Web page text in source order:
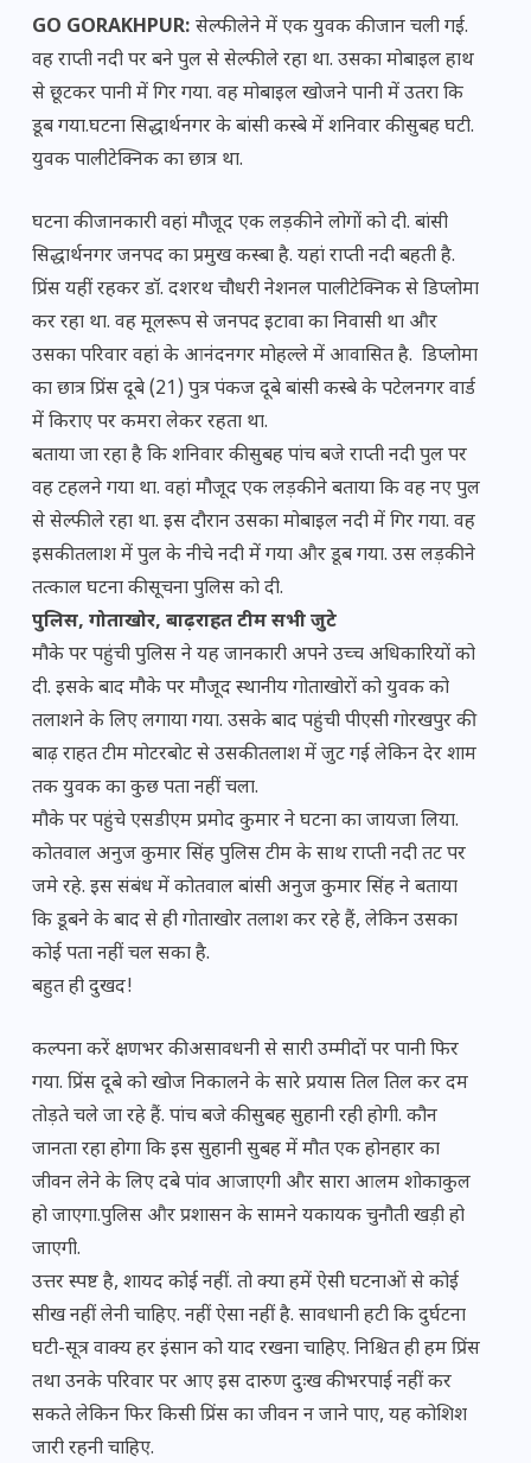
GO GORAKHPUR: सेल्फी लेने में एक युवक की जान चली गई.
वह राप्ती नदी पर बने पुल से सेल्फी ले रहा था. उसका मोबाइल हाथ
से छूटकर पानी में गिर गया. वह मोबाइल खोजने पानी में उतरा कि
डूब गया.घटना सिद्धार्थनगर के बांसी कस्बे में शनिवार की सुबह घटी.
युवक पालीटेक्निक का छात्र था.
घटना की जानकारी वहां मौजूद एक लड़की ने लोगों को दी. बांसी
सिद्धार्थनगर जनपद का प्रमुख कस्बा है. यहां राप्ती नदी बहती है.
प्रिंस यहीं रहकर डॉ. दशरथ चौधरी नेशनल पालीटेक्निक से डिप्लोमा
कर रहा था. वह मूलरूप से जनपद इटावा का निवासी था और
उसका परिवार वहां के आनंदनगर मोहल्ले में आवासित है. डिप्लोमा
का छात्र प्रिंस दूबे (21) पुत्र पंकज दूबे बांसी कस्बे के पटेलनगर वार्ड
में किराए पर कमरा लेकर रहता था.
बताया जा रहा है कि शनिवार की सुबह पांच बजे राप्ती नदी पुल पर
वह टहलने गया था. वहां मौजूद एक लड़की ने बताया कि वह नए पुल
से सेल्फी ले रहा था. इस दौरान उसका मोबाइल नदी में गिर गया. वह
इसकी तलाश में पुल के नीचे नदी में गया और डूब गया. उस लड़की ने
तत्काल घटना की सूचना पुलिस को दी.
पुलिस, गोताखोर, बाढ़राहत टीम सभी जुटे
मौके पर पहुंची पुलिस ने यह जानकारी अपने उच्च अधिकारियों को
दी. इसके बाद मौके पर मौजूद स्थानीय गोताखोरों को युवक को
तलाशने के लिए लगाया गया. उसके बाद पहुंची पीएसी गोरखपुर की
बाढ़ राहत टीम मोटरबोट से उसकी तलाश में जुट गई लेकिन देर शाम
तक युवक का कुछ पता नहीं चला.
मौके पर पहुंचे एसडीएम प्रमोद कुमार ने घटना का जायजा लिया.
कोतवाल अनुज कुमार सिंह पुलिस टीम के साथ राप्ती नदी तट पर
जमे रहे. इस संबंध में कोतवाल बांसी अनुज कुमार सिंह ने बताया
कि डूबने के बाद से ही गोताखोर तलाश कर रहे हैं, लेकिन उसका
कोई पता नहीं चल सका है.
बहुत ही दुखद!
कल्पना करें क्षणभर की असावधनी से सारी उम्मीदों पर पानी फिर
गया. प्रिंस दूबे को खोज निकालने के सारे प्रयास तिल तिल कर दम
तोड़ते चले जा रहे हैं. पांच बजे की सुबह सुहानी रही होगी. कौन
जानता रहा होगा कि इस सुहानी सुबह में मौत एक होनहार का
जीवन लेने के लिए दबे पांव आजाएगी और सारा आलम शोकाकुल
हो जाएगा.पुलिस और प्रशासन के सामने यकायक चुनौती खड़ी हो
जाएगी.
उत्तर स्पष्ट है, शायद कोई नहीं. तो क्या हमें ऐसी घटनाओं से कोई
सीख नहीं लेनी चाहिए. नहीं ऐसा नहीं है. सावधानी हटी कि दुर्घटना
घटी-सूत्र वाक्य हर इंसान को याद रखना चाहिए. निश्चित ही हम प्रिंस
तथा उनके परिवार पर आए इस दारुण दुःख की भरपाई नहीं कर
सकते लेकिन फिर किसी प्रिंस का जीवन न जाने पाए, यह कोशिश
जारी रहनी चाहिए.